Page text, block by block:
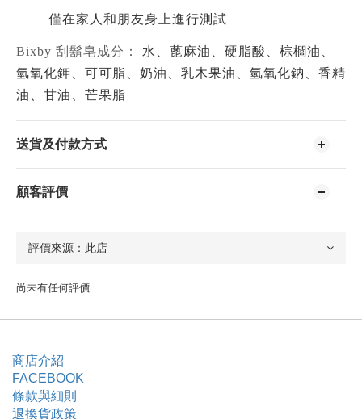
僅在家人和朋友身上進行測試
Bixby 刮鬍皂成分：
水、蓖麻油、硬脂酸、棕櫚油、
氫氧化鉀、可可脂、奶油、乳木果油、氫氧化鈉、香精
油、甘油、芒果脂
送貨及付款方式
顧客評價
尚未有任何評價
商店介紹
FACEBOOK
條款與細則
退換貨政策